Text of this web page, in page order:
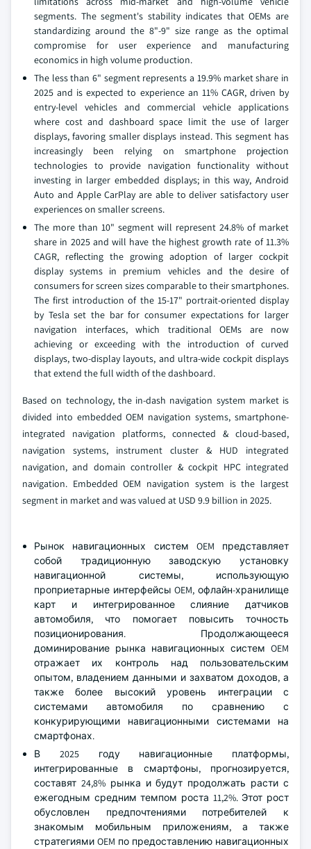
segments. The segment's stability indicates that OEMs are
standardizing around the 8"-9" size range as the optimal
compromise for user experience and manufacturing
economics in high volume production.
The less than 6" segment represents a 19.9% market share in
2025 and is expected to experience an 11% CAGR, driven by
entry-level vehicles and commercial vehicle applications
where cost and dashboard space limit the use of larger
displays, favoring smaller displays instead. This segment has
increasingly been relying on smartphone projection
technologies to provide navigation functionality without
investing in larger embedded displays; in this way, Android
Auto and Apple CarPlay are able to deliver satisfactory user
experiences on smaller screens.
The more than 10" segment will represent 24.8% of market
share in 2025 and will have the highest growth rate of 11.3%
CAGR, reflecting the growing adoption of larger cockpit
display systems in premium vehicles and the desire of
consumers for screen sizes comparable to their smartphones.
The first introduction of the 15-17" portrait-oriented display
by Tesla set the bar for consumer expectations for larger
navigation interfaces, which traditional OEMs are now
achieving or exceeding with the introduction of curved
displays, two-display layouts, and ultra-wide cockpit displays
that extend the full width of the dashboard.
Based on technology, the in-dash navigation system market is
divided into embedded OEM navigation systems, smartphone-
integrated navigation platforms, connected & cloud-based,
navigation systems, instrument cluster & HUD integrated
navigation, and domain controller & cockpit HPC integrated
navigation. Embedded OEM navigation system is the largest
segment in market and was valued at USD 9.9 billion in 2025.
Рынок навигационных систем OEM представляет
собой традиционную заводскую установку
навигационной системы, использующую
проприетарные интерфейсы OEM, офлайн-хранилище
карт и интегрированное слияние датчиков
автомобиля, что помогает повысить точность
позиционирования. Продолжающееся
доминирование рынка навигационных систем OEM
отражает их контроль над пользовательским
опытом, владением данными и захватом доходов, а
также более высокий уровень интеграции с
системами автомобиля по сравнению с
конкурирующими навигационными системами на
смартфонах.
В 2025 году навигационные платформы,
интегрированные в смартфоны, прогнозируется,
составят 24,8% рынка и будут продолжать расти с
ежегодным средним темпом роста 11,2%. Этот рост
обусловлен предпочтениями потребителей к
знакомым мобильным приложениям, а также
стратегиями OEM по предоставлению навигационных